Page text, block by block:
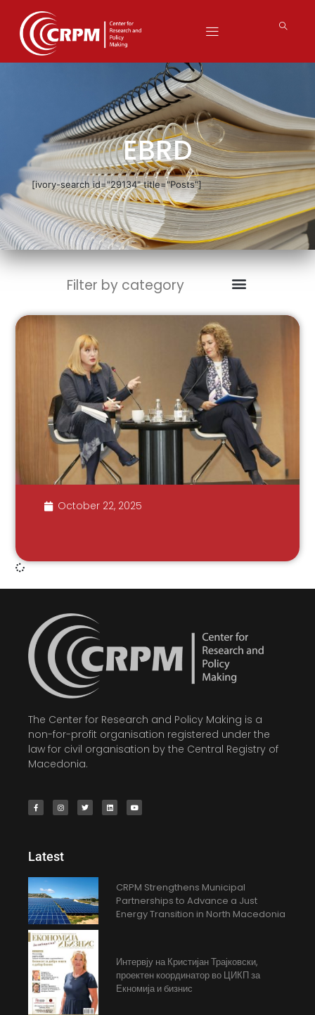
EBRD
[ivory-search id="29134" title="Posts"]
Filter by category
October 22, 2025
The Center for Research and Policy Making is a
non-for-profit organisation registered under the
law for civil organisation by the Central Registry of
Macedonia.
Latest
CRPM Strengthens Municipal
Partnerships to Advance a Just
Energy Transition in North Macedonia
Интервју на Кристијан Трајковски,
проектен координатор во ЦИКП за
Екномија и бизнис